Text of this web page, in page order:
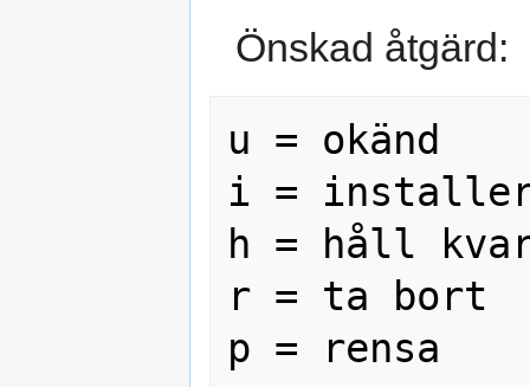
Önskad åtgärd:
u = okänd
i =
h = håll
r = ta bort